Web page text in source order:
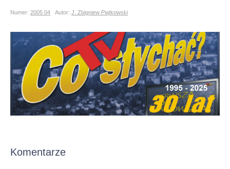
Numer: 2005 04 Autor: J. Zbigniew Piątkowski
Komentarze